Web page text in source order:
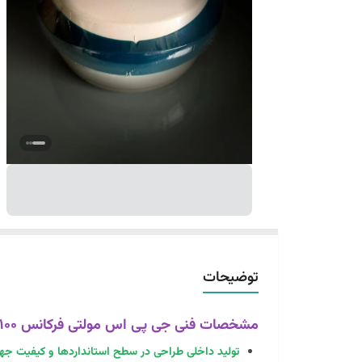
توضیحات
مشخصات فنی جی پی اس مولتی فرکانس VERNAL GSV100
تولید داخلی طراحی در سطح استانداردها و کیفیت